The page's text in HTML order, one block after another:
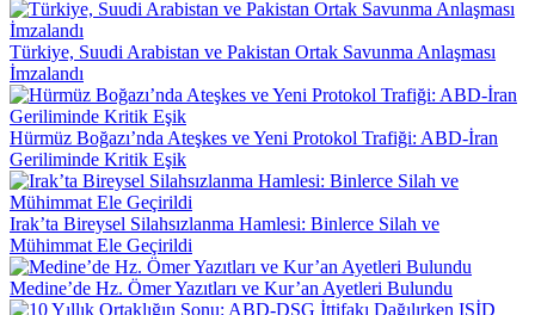
Türkiye, Suudi Arabistan ve Pakistan Ortak Savunma Anlaşması
İmzalandı
Hürmüz Boğazı’nda Ateşkes ve Yeni Protokol Trafiği: ABD-İran
Geriliminde Kritik Eşik
Irak’ta Bireysel Silahsızlanma Hamlesi: Binlerce Silah ve
Mühimmat Ele Geçirildi
Medine’de Hz. Ömer Yazıtları ve Kur’an Ayetleri Bulundu